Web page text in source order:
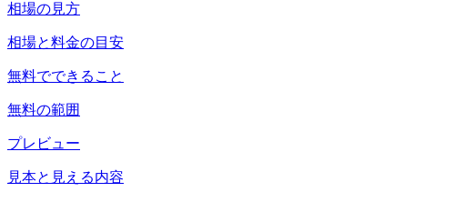
相場の見方
相場と料金の目安
無料でできること
無料の範囲
プレビュー
見本と見える内容